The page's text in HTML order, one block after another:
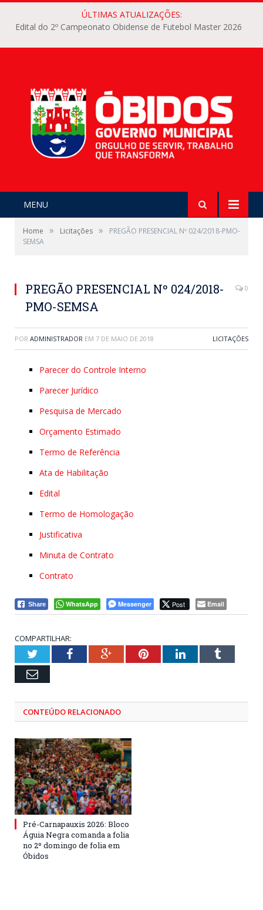
ÚLTIMAS ATUALIZAÇÕES:
Edital do 2º Campeonato Obidense de Futebol Master 2026
MENU
Home » Licitações »
PREGÃO PRESENCIAL Nº 024/2018-PMO-
SEMSA
PREGÃO PRESENCIAL Nº 024/2018-
PMO-SEMSA
0
POR ADMINISTRADOR EM 7 DE MAIO DE 2018 LICITAÇÕES
Parecer do Controle Interno
Parecer Jurídico
Pesquisa de Mercado
Orçamento Estimado
Termo de Referência
Ata de Habilitação
Edital
Termo de Homologação
Justificativa
Minuta de Contrato
Contrato
Share WhatsApp Messenger Post Email
COMPARTILHAR:
TwitterFacebookGoogle+PinterestLinkedInTumblr
Email
CONTEÚDO RELACIONADO
Pré-Carnapauxis 2026: Bloco
Águia Negra comanda a folia
no 2º domingo de folia em
Óbidos